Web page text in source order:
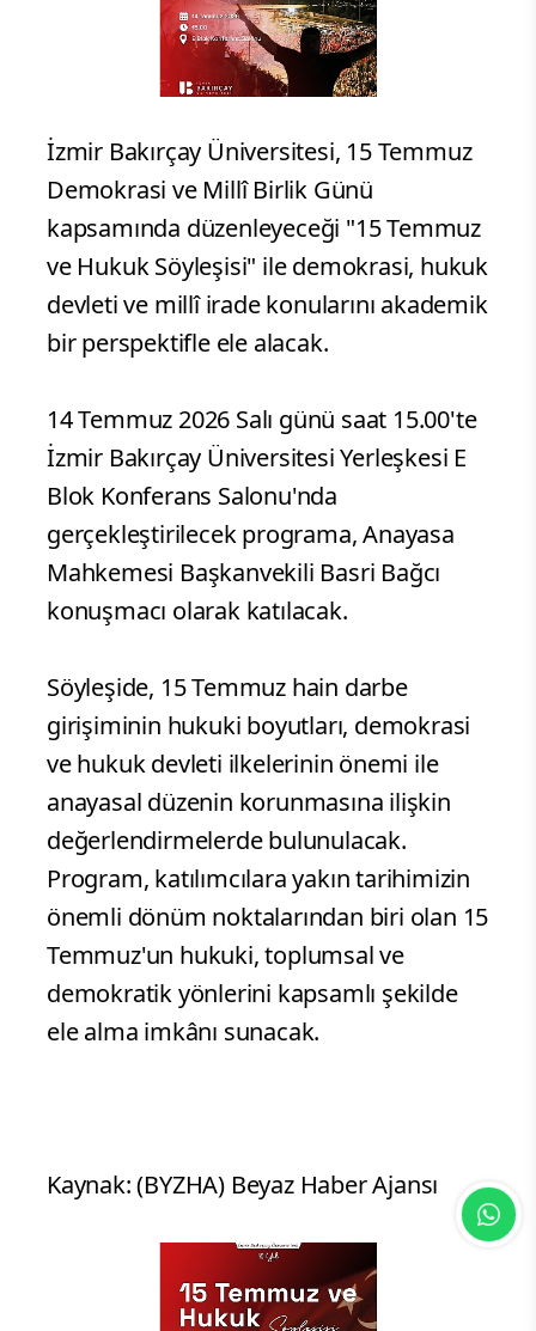
İzmir Bakırçay Üniversitesi, 15 Temmuz
Demokrasi ve Millî Birlik Günü
kapsamında düzenleyeceği "15 Temmuz
ve Hukuk Söyleşisi" ile demokrasi, hukuk
devleti ve millî irade konularını akademik
bir perspektifle ele alacak.
14 Temmuz 2026 Salı günü saat 15.00'te
İzmir Bakırçay Üniversitesi Yerleşkesi E
Blok Konferans Salonu'nda
gerçekleştirilecek programa, Anayasa
Mahkemesi Başkanvekili Basri Bağcı
konuşmacı olarak katılacak.
Söyleşide, 15 Temmuz hain darbe
girişiminin hukuki boyutları, demokrasi
ve hukuk devleti ilkelerinin önemi ile
anayasal düzenin korunmasına ilişkin
değerlendirmelerde bulunulacak.
Program, katılımcılara yakın tarihimizin
önemli dönüm noktalarından biri olan 15
Temmuz'un hukuki, toplumsal ve
demokratik yönlerini kapsamlı şekilde
ele alma imkânı sunacak.
Kaynak: (BYZHA) Beyaz Haber Ajansı